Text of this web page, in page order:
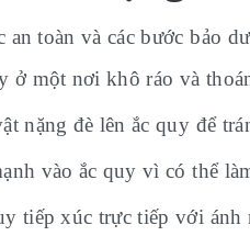
an toàn và các bước bảo
ở một nơi khô ráo và
nặng đè lên ắc quy để
vào ắc quy vì có thể
tiếp xúc trực tiếp với ánh